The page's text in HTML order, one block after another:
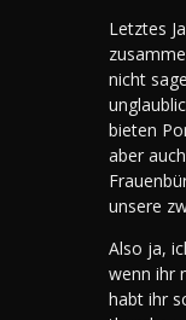
Letztes
nicht
bieten
aber
unsere
Also ja,
wenn ihr
habt ihr